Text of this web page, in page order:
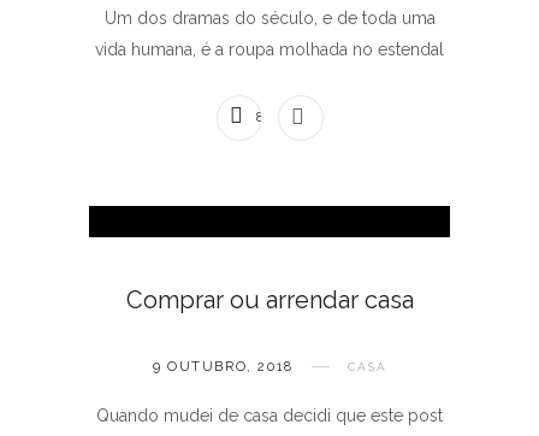
Um dos dramas do século, e de toda uma
vida humana, é a roupa molhada no estendal
8 COMENTÁRIOS
Comprar ou arrendar casa
9 OUTUBRO, 2018 CASA
Quando mudei de casa decidi que este post